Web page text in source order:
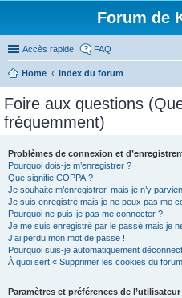
Forum de
Accès rapide FAQ
Home
Index du forum
Foire aux questions
fréquemment)
Problèmes de connexion et
Pourquoi dois-je m’enregistrer ?
Que signifie COPPA ?
Je souhaite m’enregistrer, mais je n’y
Je suis enregistré mais je ne peux pas me
Pourquoi ne puis-je pas me connecter ?
Je me suis enregistré par le passé mais je
J’ai perdu mon mot de passe !
Pourquoi suis-je automatiquement
À quoi sert « Supprimer les cookies du
Paramètres et préférences de l’utilisateur